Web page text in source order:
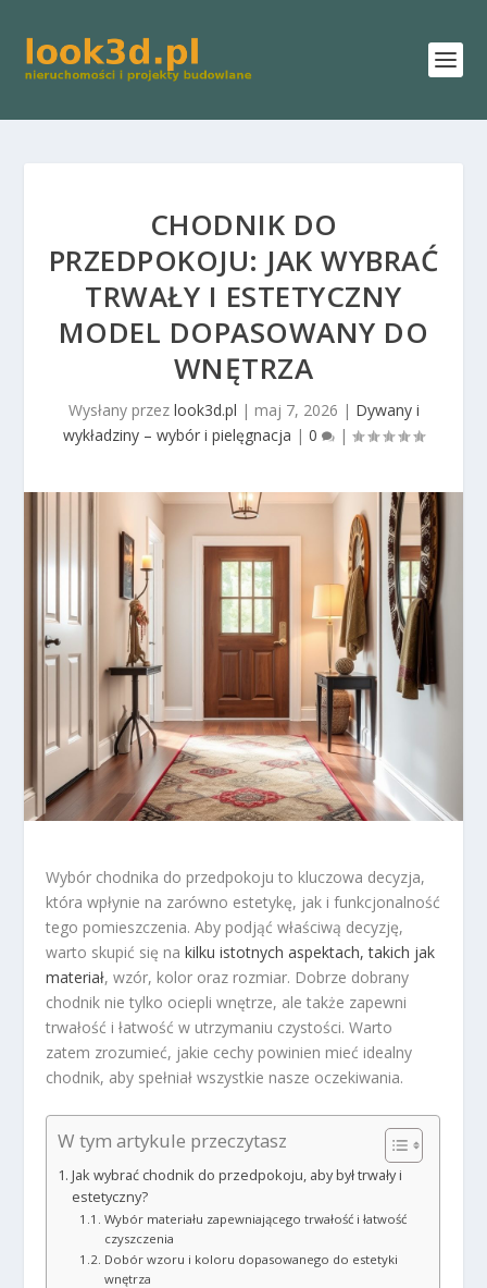
CHODNIK DO
PRZEDPOKOJU: JAK WYBRAĆ
TRWAŁY I ESTETYCZNY
MODEL DOPASOWANY DO
WNĘTRZA
Wysłany przez look3d.pl | maj 7, 2026 | Dywany i
wykładziny – wybór i pielęgnacja | 0 |
Wybór chodnika do przedpokoju to kluczowa decyzja,
która wpłynie na zarówno estetykę, jak i funkcjonalność
tego pomieszczenia. Aby podjąć właściwą decyzję,
warto skupić się nakilku istotnych aspektach, takich jak
materiał, wzór, kolor oraz rozmiar. Dobrze dobrany
chodnik nie tylko ociepli wnętrze, ale także zapewni
trwałość i łatwość w utrzymaniu czystości. Warto
zatem zrozumieć, jakie cechy powinien mieć idealny
chodnik, aby spełniał wszystkie nasze oczekiwania.
W tym artykule przeczytasz
Jak wybrać chodnik do przedpokoju, aby był trwały i
estetyczny?
Wybór materiału zapewniającego trwałość i łatwość
czyszczenia
Dobór wzoru i koloru dopasowanego do estetyki
wnętrza